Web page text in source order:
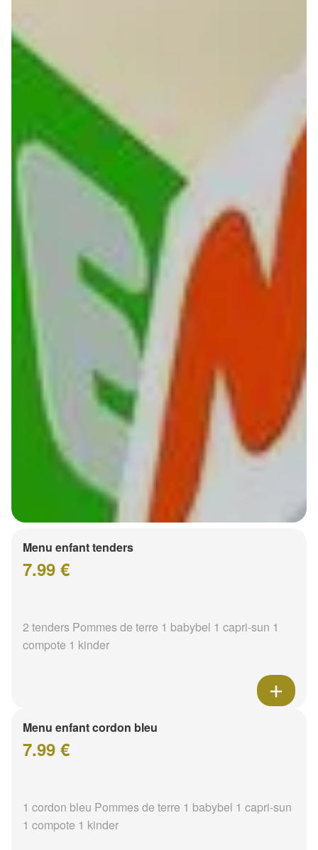
Menu enfant tenders
7.99 €
2 tenders Pommes de terre 1 babybel 1 capri-sun 1
compote 1 kinder
Menu enfant cordon bleu
7.99 €
1 cordon bleu Pommes de terre 1 babybel 1 capri-sun
1 compote 1 kinder